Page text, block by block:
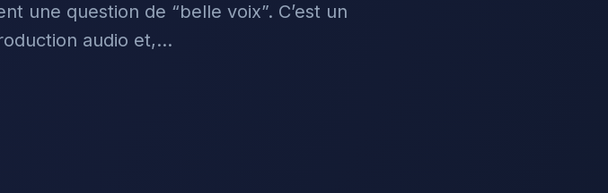
une question de “belle voix”. C’est un
audio et,...